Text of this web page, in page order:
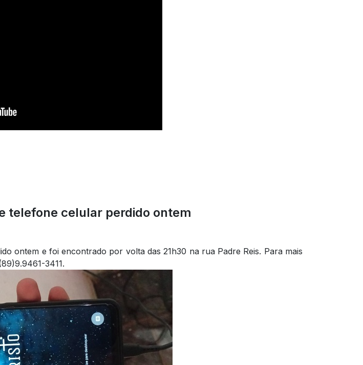
telefone celular perdido ontem
ontem e foi encontrado por volta das 21h30 na rua Padre Reis. Para mais
3411.